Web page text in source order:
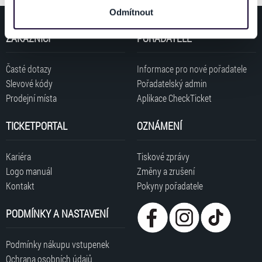
dalšími informacemi, které jste jim poskytli nebo které
získali v důsledku toho, že používáte jejich služby. Jaké
typy cookies používáme, naleznete níže. Možnosti
volbu můžete kdykoliv změnit v zápatí stránky v záložce
„Cookies a jejich nastavení“.
Odmítnout
ZÁKAZNÍCI
Časté dotazy
Slevové kódy
Prodejní místa
POŘADATELÉ
Informace pro nové pořadatele
Pořadatelský admin
Aplikace CheckTicket
TICKETPORTAL
Kariéra
Logo manuál
Kontakt
OZNÁMENÍ
Tiskové zprávy
Změny a zrušení
Pokyny pořadatele
PODMÍNKY A NASTAVENÍ
Podmínky nákupu vstupenek
Ochrana osobních údajů